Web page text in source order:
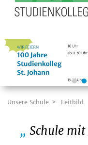
Unsere Schule Leitbild
Schule